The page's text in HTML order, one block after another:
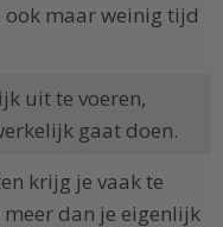
ook maar weinig tijd
uit te voeren,
gaat doen.
krijg je vaak te
meer dan je eigenlijk